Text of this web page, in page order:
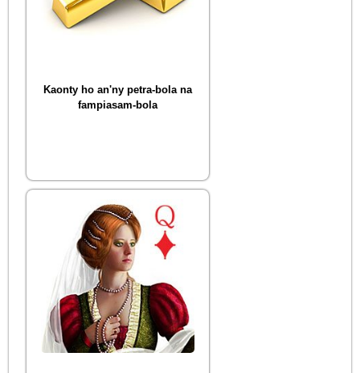
Kaonty ho an'ny petra-bola na
fampiasam-bola